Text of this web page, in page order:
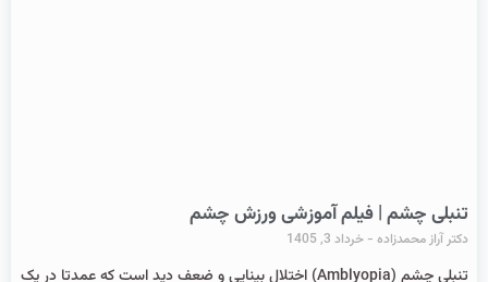
تنبلی چشم | فیلم آموزشی ورزش چشم
دکتر آراز محمدزاده خرداد 3, 1405
تنبلی چشم (Amblyopia) اختلال بینایی و ضعف دید است که عمدتا در یک